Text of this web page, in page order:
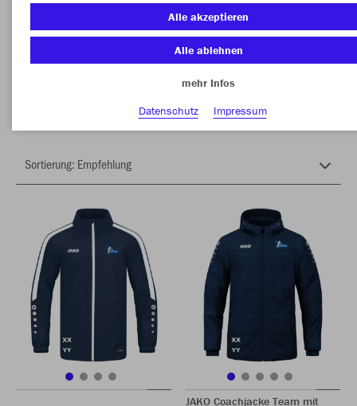
KOLLEKTION FC MÜNZKIRCHEN powered by
SPORT HUMER
JAKO Coachjacke Team mit
Alle akzeptieren
Alle ablehnen
mehr Infos
Datenschutz
Impressum